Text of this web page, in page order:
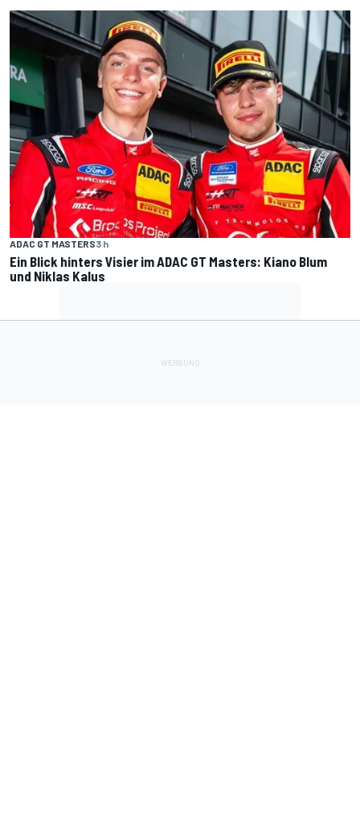
ADAC GT MASTERS3 h
Ein Blick hinters Visier im ADAC GT Masters: Kiano Blum
und Niklas Kalus